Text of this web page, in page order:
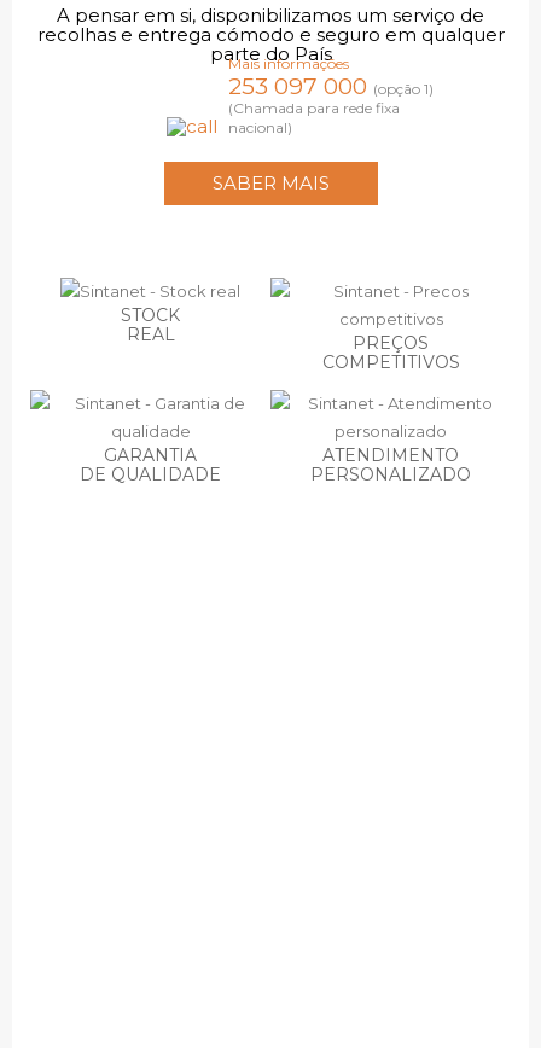
A pensar em si, disponibilizamos um serviço de
recolhas e entrega cómodo e seguro em qualquer
parte do País
Mais informações
253 097 000 (opção 1)
(Chamada para rede fixa
nacional)
SABER MAIS
STOCK
REAL
PREÇOS
COMPETITIVOS
GARANTIA
DE QUALIDADE
ATENDIMENTO
PERSONALIZADO